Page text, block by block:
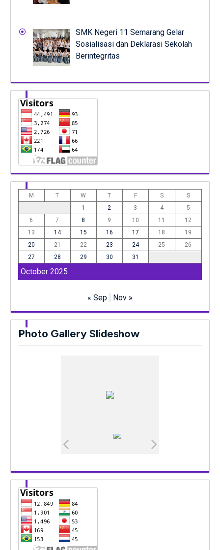
SMK Negeri 11 Semarang Gelar
Sosialisasi dan Deklarasi Sekolah
Berintegritas
October 2025
M T W T F S
S
1
2 3 4
5
6
7 8 9 10 11
12
13
14 15 16 17 18
19
20
21 22 23 24 25
26
27
28 29 30 31
« Sep Nov »
Photo Gallery Slideshow